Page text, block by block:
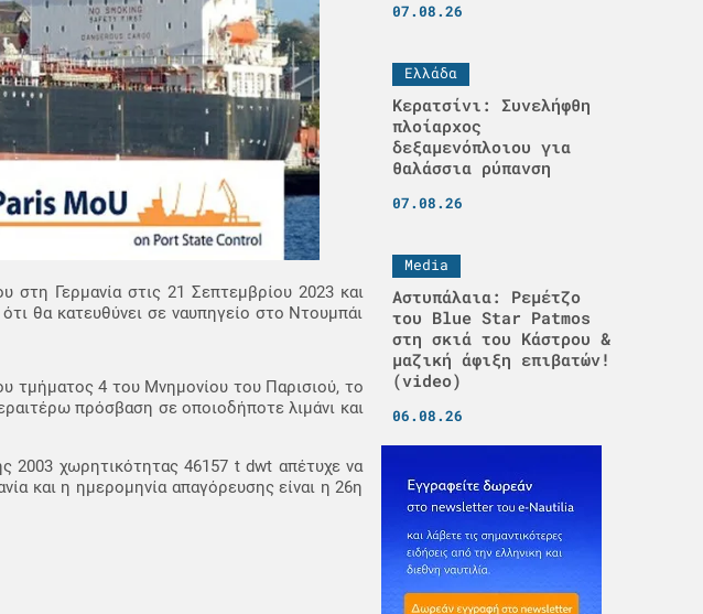
Γερμανία στις 21 Σεπτεμβρίου 2023 και
θα κατευθύνει σε ναυπηγείο στο Ντουμπάι
τμήματος 4 του Μνημονίου του Παρισιού, το
πρόσβαση σε οποιοδήποτε λιμάνι και
2003 χωρητικότητας 46157 t dwt απέτυχε να
και η ημερομηνία απαγόρευσης είναι η 26η
07.08.26
Ελλάδα
Κερατσίνι: Συνελήφθη
πλοίαρχος
δεξαμενόπλοιου για
θαλάσσια ρύπανση
07.08.26
Media
Αστυπάλαια: Ρεμέτζο
του Blue Star Patmos
στη σκιά του Κάστρου &
μαζική άφιξη επιβατών!
(video)
06.08.26